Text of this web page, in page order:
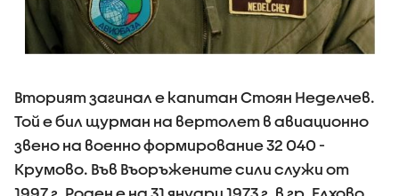
Вторият загинал е капитан Стоян Неделчев.
Той е бил щурман на вертолет в авиационно
звено на военно формирование 32 040 -
Крумово. Във Въоръжените сили служи от